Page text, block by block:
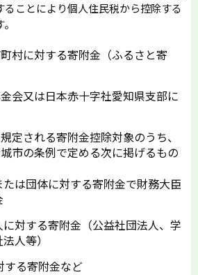
ることにより個人住民税から控除する
村に対する寄附金（ふるさと寄
会又は日本赤十字社愛知県支部に
定される寄附金控除対象のうち、
市の条例で定める次に掲げるもの
は団体に対する寄附金で財務大臣
対する寄附金（公益社団法人、学
人等）
する寄附金など